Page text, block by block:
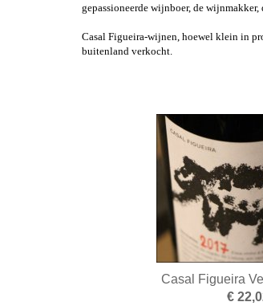
gepassioneerde wijnboer, de
Casal Figueira-wijnen, hoewel klein in
buitenland verkocht.
Casal Figueira
€